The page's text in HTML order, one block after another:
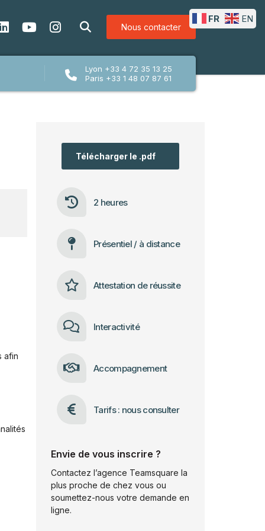
Nous contacter
Lyon +33 4 72 35 13 25
Paris +33 1 48 07 87 61
afin
Télécharger le .pdf
2 heures
Présentiel / à distance
Attestation de réussite
Interactivité
Accompagnement
Tarifs : nous consulter
Envie de vous inscrire ?
Contactez l’agence Teamsquare la
plus proche de chez vous ou
soumettez-nous votre demande en
ligne.
FR EN